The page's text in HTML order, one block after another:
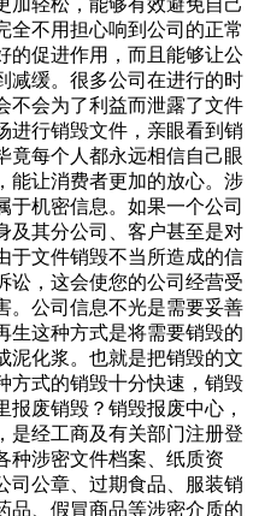
加轻松，能够有效避免自己
全不用担心响到公司的正常
的促进作用，而且能够让公
减缓。很多公司在进行的时
不会为了利益而泄露了文件
进行销毁文件，亲眼看到销
竟每个人都永远相信自己眼
能让消费者更加的放心。涉
于机密信息。如果一个公司
及其分公司、客户甚至是对
于文件销毁不当所造成的信
讼，这会使您的公司经营受
。公司信息不光是需要妥善
生这种方式是将需要销毁的
泥化浆。也就是把销毁的文
方式的销毁十分快速，销毁
废销毁？销毁报废中心，
是经工商及有关部门注册登
种涉密文件档案、纸质资
司公章、过期食品、服装销
品、假冒商品等涉密介质的